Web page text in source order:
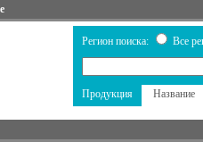
Регион поиска: Все
Продукция Название